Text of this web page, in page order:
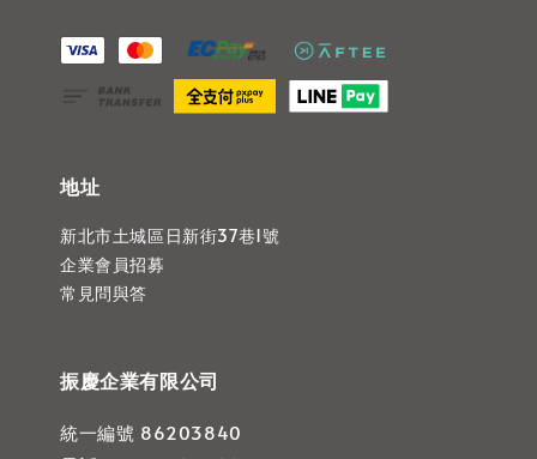
地址
新北市土城區日新街37巷1號
企業會員招募
常見問與答
振慶企業有限公司
統一編號 86203840